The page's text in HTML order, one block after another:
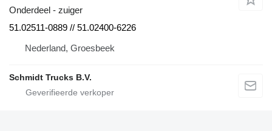
Onderdeel - zuiger
51.02511-0889 // 51.02400-6226
Nederland, Groesbeek
Schmidt Trucks B.V.